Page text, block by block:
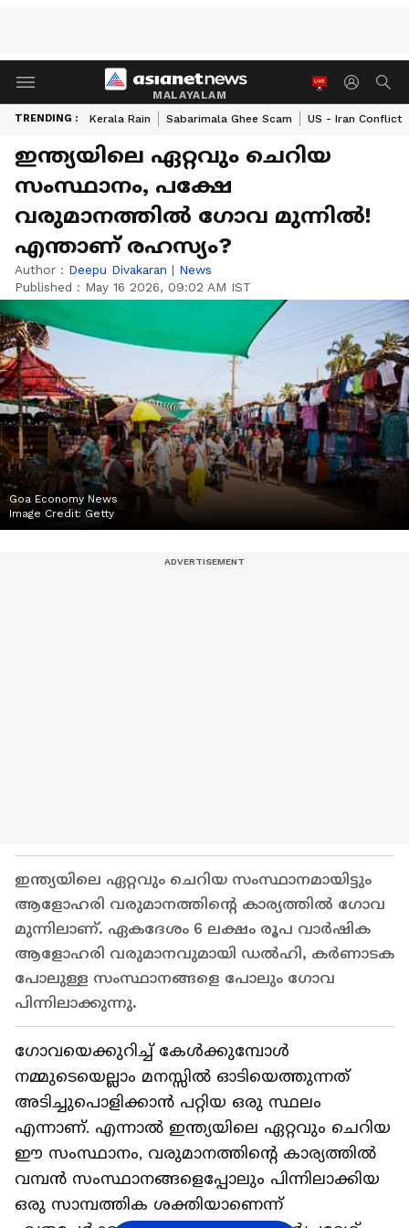
MALAYALAM
TRENDING : Kerala Rain Sabarimala Ghee Scam US - Iran Conflict
ഇന്ത്യയിലെ ഏറ്റവും ചെറിയ
സംസ്ഥാനം, പക്ഷേ
വരുമാനത്തിൽ ഗോവ മുന്നിൽ!
എന്താണ് രഹസ്യം?
Author : Deepu Divakaran | News
Published : May 16 2026, 09:02 AM IST
Goa Economy News
Image Credit: Getty
ഇന്ത്യയിലെ ഏറ്റവും ചെറിയ സംസ്ഥാനമായിട്ടും
ആളോഹരി വരുമാനത്തിന്റെ കാര്യത്തിൽ ഗോവ
മുന്നിലാണ്. ഏകദേശം 6 ലക്ഷം രൂപ വാർഷിക
ആളോഹരി വരുമാനവുമായി ഡൽഹി, കർണാടക
പോലുള്ള സംസ്ഥാനങ്ങളെ പോലും ഗോവ
പിന്നിലാക്കുന്നു.
ഗോവയെക്കുറിച്ച് കേൾക്കുമ്പോൾ
നമ്മുടെയെല്ലാം മനസ്സിൽ ഓടിയെത്തുന്നത്
അടിച്ചുപൊളിക്കാൻ പറ്റിയ ഒരു സ്ഥലം
എന്നാണ്. എന്നാൽ ഇന്ത്യയിലെ ഏറ്റവും ചെറിയ
ഈ സംസ്ഥാനം, വരുമാനത്തിന്റെ കാര്യത്തിൽ
വമ്പൻ സംസ്ഥാനങ്ങളെപ്പോലും പിന്നിലാക്കിയ
ഒരു സാമ്പത്തിക ശക്തിയാണെന്ന്